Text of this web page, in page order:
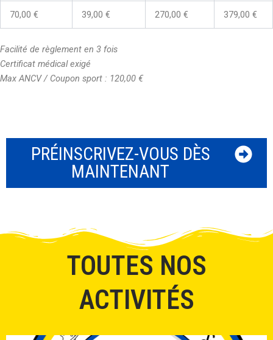
70,00 € 39,00 € 270,00 € 379,00 €
Facilité de règlement en 3 fois
Certificat médical exigé
Max ANCV / Coupon sport : 120,00 €
PRÉINSCRIVEZ-VOUS DÈS
MAINTENANT
TOUTES NOS
ACTIVITÉS